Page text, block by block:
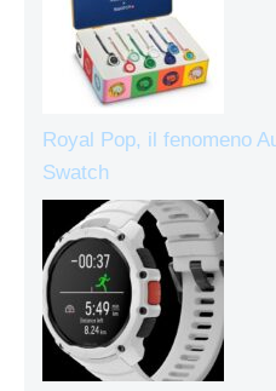
Royal Pop, il fenomeno
Swatch